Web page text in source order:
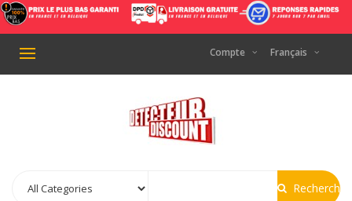
Basculer
la
Compte Français
Recherche